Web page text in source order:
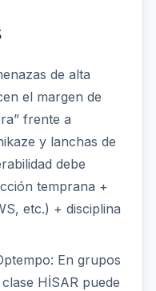
de alta
el margen de
frente a
y lanchas de
debe
temprana +
etc.) + disciplina
En grupos
HİSAR puede